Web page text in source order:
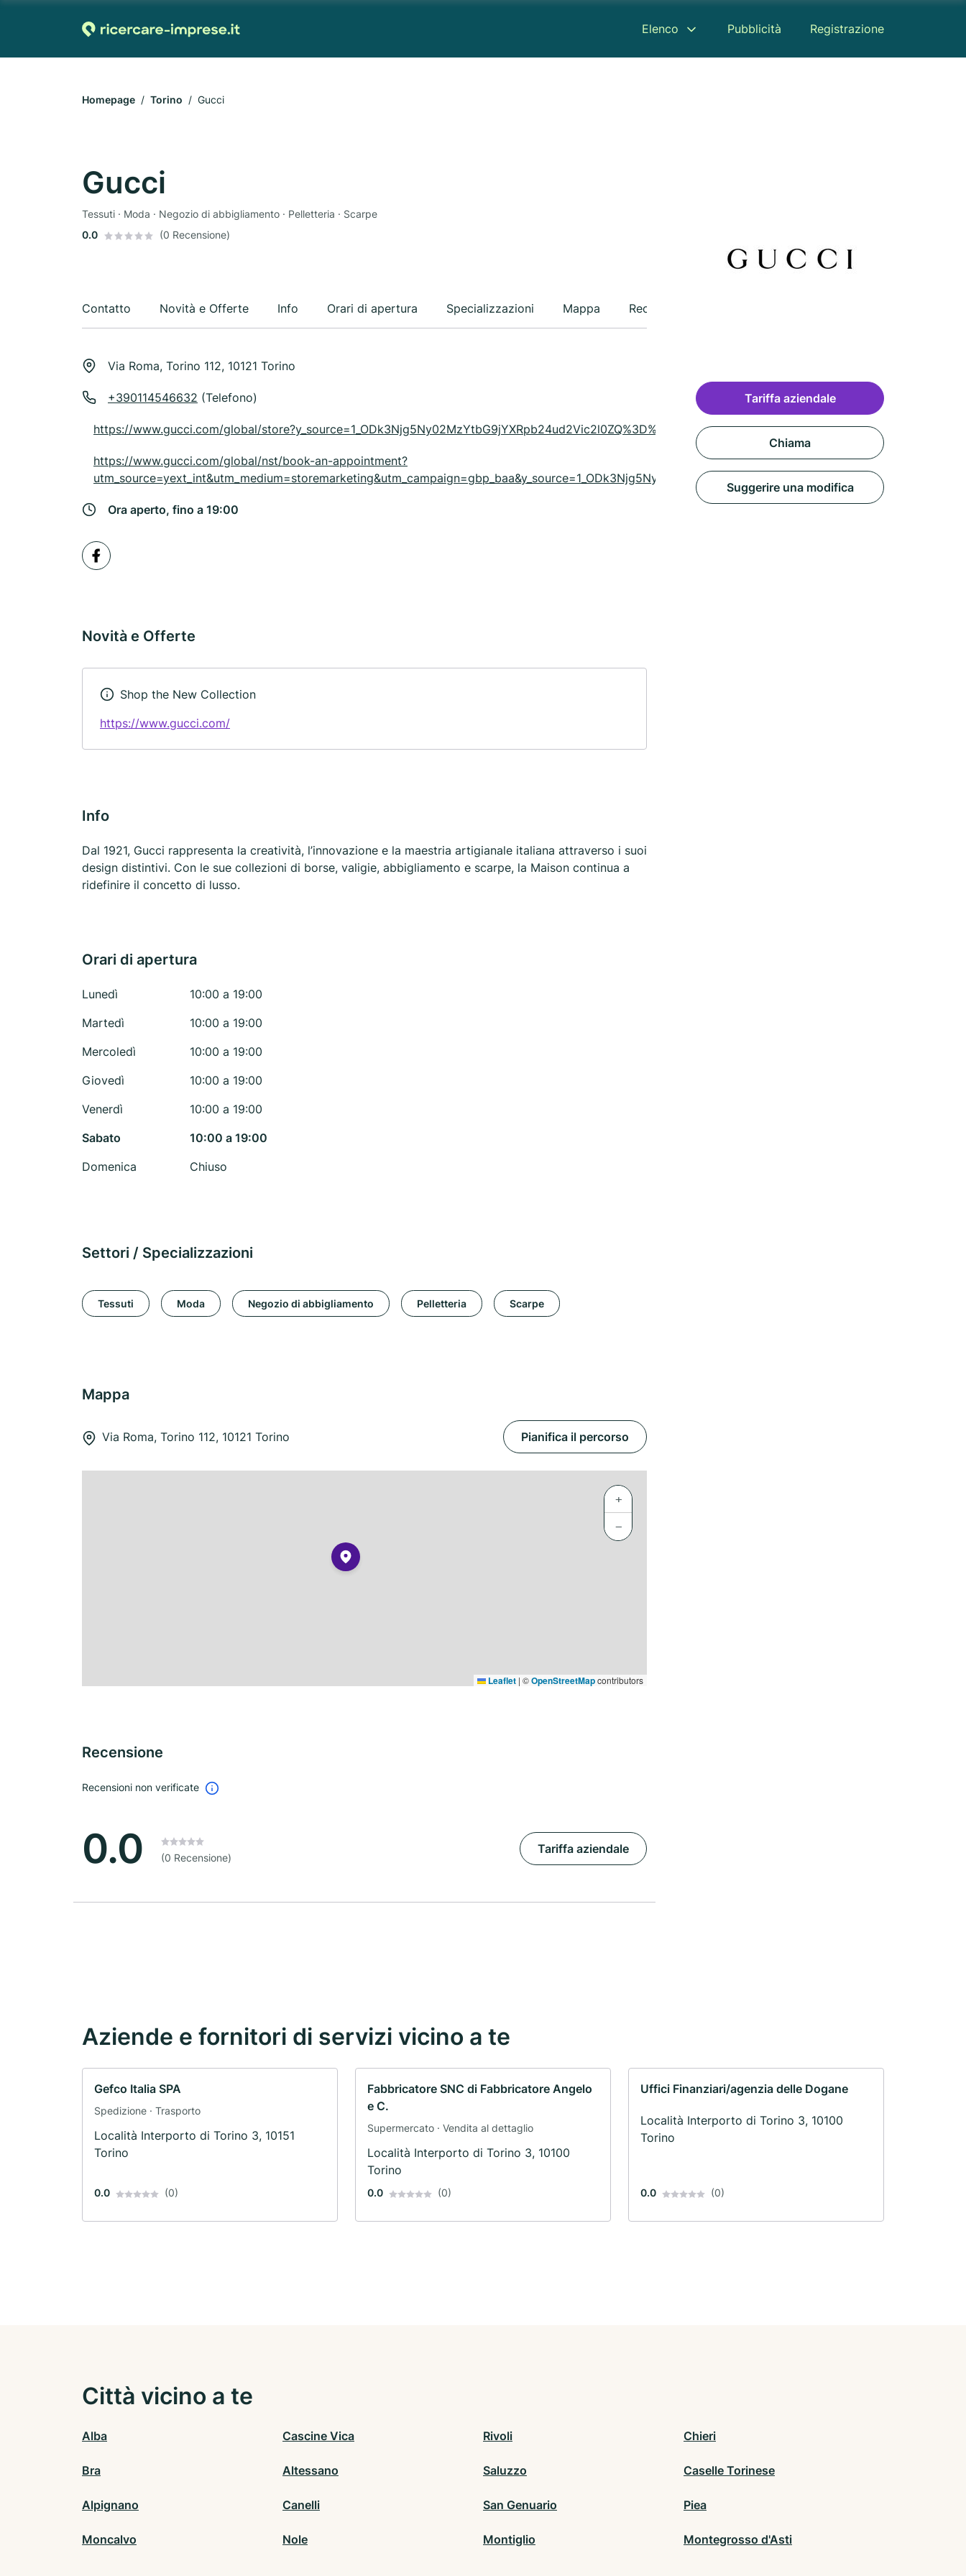
Elenco Pubblicità Registrazione
Homepage Torino Gucci
Gucci
Tessuti · Moda · Negozio di abbigliamento · Pelletteria · Scarpe
0.0
(0 Recensione)
Contatto Novità e Offerte Info Orari di apertura Specializzazioni Mappa Recensione
Via Roma, Torino 112, 10121 Torino
+390114546632 (Telefono)
https://www.gucci.com/global/store?y_source=1_ODk3Njg5Ny02MzYtbG9jYXRpb24ud2Vic2l0ZQ%3D%3D
https://www.gucci.com/global/nst/book-an-appointment?
utm_source=yext_int&utm_medium=storemarketing&utm_campaign=gbp_baa&y_source=1_ODk3Njg5Ny02MzYtbG9jYXRpb24ucmVzZXJ2YXRpb25fdXJs
Ora aperto, fino a 19:00
Novità e Offerte
Shop the New Collection
https://www.gucci.com/
Info
Dal 1921, Gucci rappresenta la creatività, l’innovazione e la maestria artigianale italiana attraverso i suoi
design distintivi. Con le sue collezioni di borse, valigie, abbigliamento e scarpe, la Maison continua a
ridefinire il concetto di lusso.
Orari di apertura
Lunedì
10:00 a 19:00
Martedì
10:00 a 19:00
Mercoledì
10:00 a 19:00
Giovedì
10:00 a 19:00
Venerdì
10:00 a 19:00
Sabato
10:00 a 19:00
Domenica
Chiuso
Settori / Specializzazioni
Tessuti Moda Negozio di abbigliamento Pelletteria Scarpe
Mappa
Via Roma, Torino 112, 10121 Torino Pianifica il percorso
+
−
Leaflet | ©OpenStreetMapcontributors
Recensione
Recensioni non verificate
0.0 (0 Recensione)
Tariffa aziendale
Tariffa aziendale
Chiama
Suggerire una modifica
Aziende e fornitori di servizi vicino a te
Gefco Italia SPA
Spedizione · Trasporto
Località Interporto di Torino 3, 10151
Torino
0.0 (0)
Fabbricatore SNC di Fabbricatore Angelo
e C.
Supermercato · Vendita al dettaglio
Località Interporto di Torino 3, 10100
Torino
0.0 (0)
Uffici Finanziari/agenzia delle Dogane
Località Interporto di Torino 3, 10100
Torino
0.0 (0)
Città vicino a te
Alba Cascine Vica Rivoli Chieri
Bra Altessano Saluzzo Caselle Torinese
Alpignano Canelli San Genuario Piea
Moncalvo Nole Montiglio Montegrosso d'Asti